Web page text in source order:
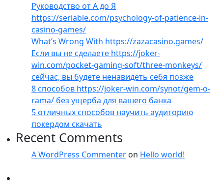
Руководство от А до Я
https://seriable.com/psychology-of-patience-in-
casino-games/
What’s Wrong With https://zazacasino.games/
Если вы не сделаете https://joker-
win.com/pocket-gaming-soft/three-monkeys/
сейчас, вы будете ненавидеть себя позже
8 способов https://joker-win.com/synot/gem-o-
rama/ без ущерба для вашего банка
5 отличных способов научить аудиторию
покердом скачать
Recent Comments
A WordPress Commenter on Hello world!